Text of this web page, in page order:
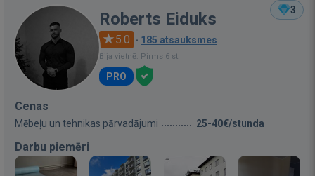
3
Roberts Eiduks
5.0 · 185 atsauksmes
Bija vietnē: Pirms 6 st.
PRO
Cenas
Mēbeļu un tehnikas pārvadājumi 25-40€/stunda
Darbu piemēri